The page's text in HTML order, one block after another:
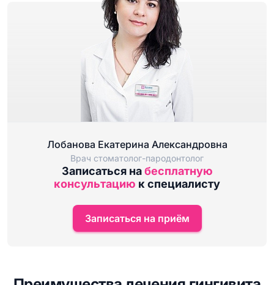
Лобанова Екатерина Александровна
Врач стоматолог-пародонтолог
Записаться набесплатную
консультацию к специалисту
Записаться на приём